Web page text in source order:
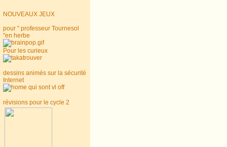
NOUVEAUX JEUX
pour " professeur Tournesol
"en herbe
Pour les curieux
dessins animés sur la sécurité
Internet
révisions pour le cycle 2